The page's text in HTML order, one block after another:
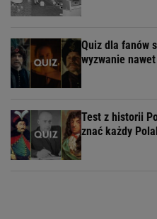
Quiz dla fanów
wyzwanie
Test z historii
znać każdy